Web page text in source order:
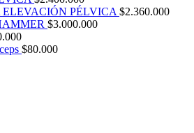
ELEVACIÓN PÉLVICA $2.360.000
$3.000.000
$80.000